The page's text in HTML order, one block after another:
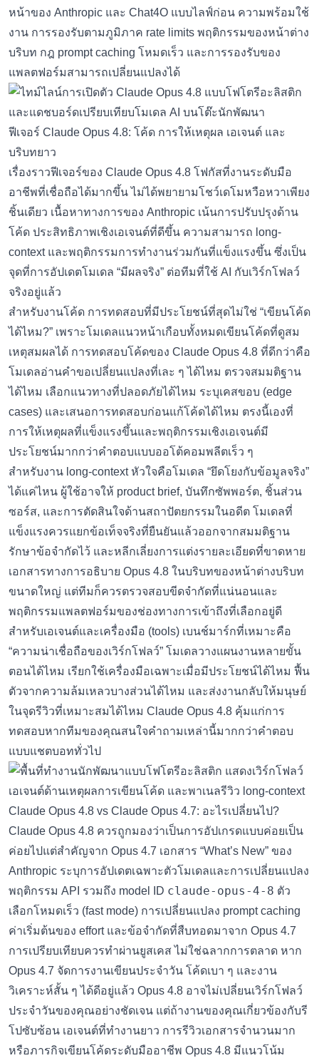
หน้าของ Anthropic และ Chat4O แบบไลฟ์ก่อน ความพร้อมใช้
งาน การรองรับตามภูมิภาค rate limits พฤติกรรมของหน้าต่าง
บริบท กฎ prompt caching โหมดเร็ว และการรองรับของ
แพลตฟอร์มสามารถเปลี่ยนแปลงได้
ฟีเจอร์ Claude Opus 4.8: โค้ด การให้เหตุผล เอเจนต์ และ
บริบทยาว
เรื่องราวฟีเจอร์ของ Claude Opus 4.8 โฟกัสที่งานระดับมือ
อาชีพที่เชื่อถือได้มากขึ้น ไม่ได้พยายามโชว์เดโมหวือหวาเพียง
ชิ้นเดียว เนื้อหาทางการของ Anthropic เน้นการปรับปรุงด้าน
โค้ด ประสิทธิภาพเชิงเอเจนต์ที่ดีขึ้น ความสามารถ long-
context และพฤติกรรมการทำงานร่วมกันที่แข็งแรงขึ้น ซึ่งเป็น
จุดที่การอัปเดตโมเดล “มีผลจริง” ต่อทีมที่ใช้ AI กับเวิร์กโฟลว์
จริงอยู่แล้ว
สำหรับงานโค้ด การทดสอบที่มีประโยชน์ที่สุดไม่ใช่ “เขียนโค้ด
ได้ไหม?” เพราะโมเดลแนวหน้าเกือบทั้งหมดเขียนโค้ดที่ดูสม
เหตุสมผลได้ การทดสอบโค้ดของ Claude Opus 4.8 ที่ดีกว่าคือ
โมเดลอ่านคำขอเปลี่ยนแปลงที่เละ ๆ ได้ไหม ตรวจสมมติฐาน
ได้ไหม เลือกแนวทางที่ปลอดภัยได้ไหม ระบุเคสขอบ (edge
cases) และเสนอการทดสอบก่อนแก้โค้ดได้ไหม ตรงนี้เองที่
การให้เหตุผลที่แข็งแรงขึ้นและพฤติกรรมเชิงเอเจนต์มี
ประโยชน์มากกว่าคำตอบแบบออโต้คอมพลีตเร็ว ๆ
สำหรับงาน long-context หัวใจคือโมเดล “ยึดโยงกับข้อมูลจริง”
ได้แค่ไหน ผู้ใช้อาจให้ product brief, บันทึกซัพพอร์ต, ชิ้นส่วน
ซอร์ส, และการตัดสินใจด้านสถาปัตยกรรมในอดีต โมเดลที่
แข็งแรงควรแยกข้อเท็จจริงที่ยืนยันแล้วออกจากสมมติฐาน
รักษาข้อจำกัดไว้ และหลีกเลี่ยงการแต่งรายละเอียดที่ขาดหาย
เอกสารทางการอธิบาย Opus 4.8 ในบริบทของหน้าต่างบริบท
ขนาดใหญ่ แต่ทีมก็ควรตรวจสอบขีดจำกัดที่แน่นอนและ
พฤติกรรมแพลตฟอร์มของช่องทางการเข้าถึงที่เลือกอยู่ดี
สำหรับเอเจนต์และเครื่องมือ (tools) เบนช์มาร์กที่เหมาะคือ
“ความน่าเชื่อถือของเวิร์กโฟลว์” โมเดลวางแผนงานหลายขั้น
ตอนได้ไหม เรียกใช้เครื่องมือเฉพาะเมื่อมีประโยชน์ได้ไหม ฟื้น
ตัวจากความล้มเหลวบางส่วนได้ไหม และส่งงานกลับให้มนุษย์
ในจุดรีวิวที่เหมาะสมได้ไหม Claude Opus 4.8 คุ้มแก่การ
ทดสอบหากทีมของคุณสนใจคำถามเหล่านี้มากกว่าคำตอบ
แบบแชตบอททั่วไป
Claude Opus 4.8 vs Claude Opus 4.7: อะไรเปลี่ยนไป?
Claude Opus 4.8 ควรถูกมองว่าเป็นการอัปเกรดแบบค่อยเป็น
ค่อยไปแต่สำคัญจาก Opus 4.7 เอกสาร “What’s New” ของ
Anthropic ระบุการอัปเดตเฉพาะตัวโมเดลและการเปลี่ยนแปลง
พฤติกรรม API รวมถึง model ID claude-opus-4-8 ตัว
เลือกโหมดเร็ว (fast mode) การเปลี่ยนแปลง prompt caching
ค่าเริ่มต้นของ effort และข้อจำกัดที่สืบทอดมาจาก Opus 4.7
การเปรียบเทียบควรทำผ่านยูสเคส ไม่ใช่ฉลากการตลาด หาก
Opus 4.7 จัดการงานเขียนประจำวัน โค้ดเบา ๆ และงาน
วิเคราะห์สั้น ๆ ได้ดีอยู่แล้ว Opus 4.8 อาจไม่เปลี่ยนเวิร์กโฟลว์
ประจำวันของคุณอย่างชัดเจน แต่ถ้างานของคุณเกี่ยวข้องกับรี
โปซับซ้อน เอเจนต์ที่ทำงานยาว การรีวิวเอกสารจำนวนมาก
หรือภารกิจเขียนโค้ดระดับมืออาชีพ Opus 4.8 มีแนวโน้ม